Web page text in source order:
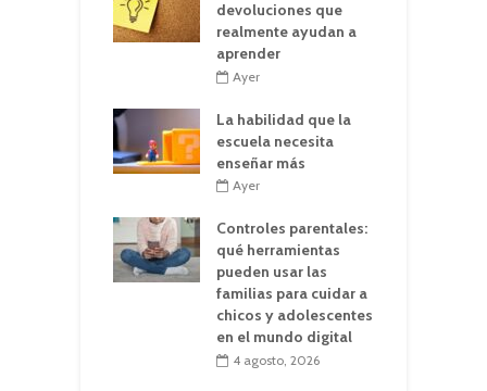
devoluciones que
realmente ayudan a
aprender
Ayer
La habilidad que la
escuela necesita
enseñar más
Ayer
Controles parentales:
qué herramientas
pueden usar las
familias para cuidar a
chicos y adolescentes
en el mundo digital
4 agosto, 2026